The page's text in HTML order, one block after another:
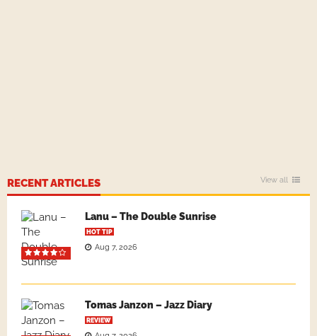
RECENT ARTICLES View all
Lanu – The Double Sunrise
HOT TIP
Aug 7, 2026
Tomas Janzon – Jazz Diary
REVIEW